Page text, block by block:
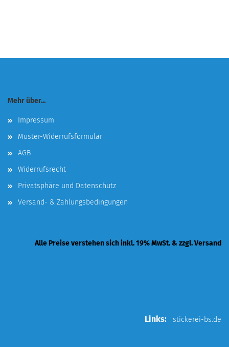
Mehr über...
Impressum
Muster-Widerrufsformular
AGB
Widerrufsrecht
Privatsphäre und Datenschutz
Versand- & Zahlungsbedingungen
Alle Preise verstehen sich inkl. 19% MwSt. & zzgl. Versand
Links: stickerei-bs.de